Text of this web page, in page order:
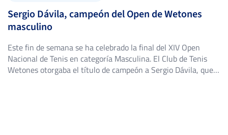
Sergio Dávila, campeón del Open de Wetones
masculino
Este fin de semana se ha celebrado la final del XIV Open
Nacional de Tenis en categoría Masculina. El Club de Tenis
Wetones otorgaba el título de campeón a Sergio Dávila, que